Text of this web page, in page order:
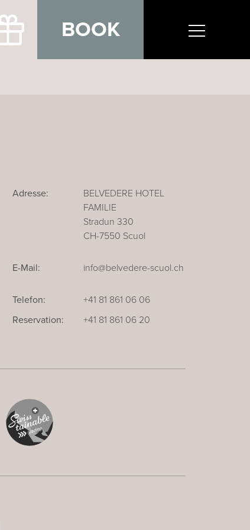
BOOK
Adresse:
BELVEDERE HOTEL
FAMILIE
Stradun 330
CH-7550 Scuol
E-Mail: info@belvedere-scuol.ch
Telefon:
+41 81 861 06 06
Reservation:
+41 81 861 06 20